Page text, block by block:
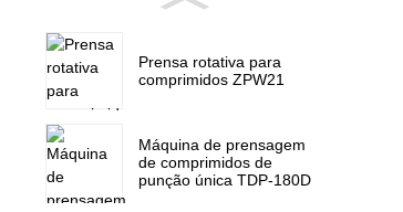
Prensa rotativa para
comprimidos ZPW21
Máquina de prensagem
de comprimidos de
punção única TDP-180D